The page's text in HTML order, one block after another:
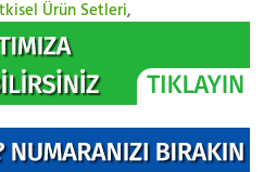
Ürün Setleri,